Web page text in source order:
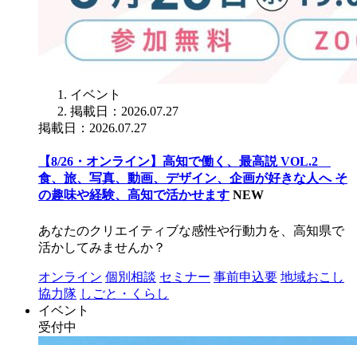
イベント
掲載日：2026.07.27
掲載日：2026.07.27
【8/26・オンライン】高知で働く、最高説 VOL.2
食、旅、写真、動画、デザイン、企画が好きな人へ そ
の趣味や経験、高知で活かせます NEW
あなたのクリエイティブな感性や行動力を、高知県で
活かしてみませんか？
オンライン 個別相談 セミナー 事前申込要 地域おこし
協力隊 しごと・くらし
イベント
受付中